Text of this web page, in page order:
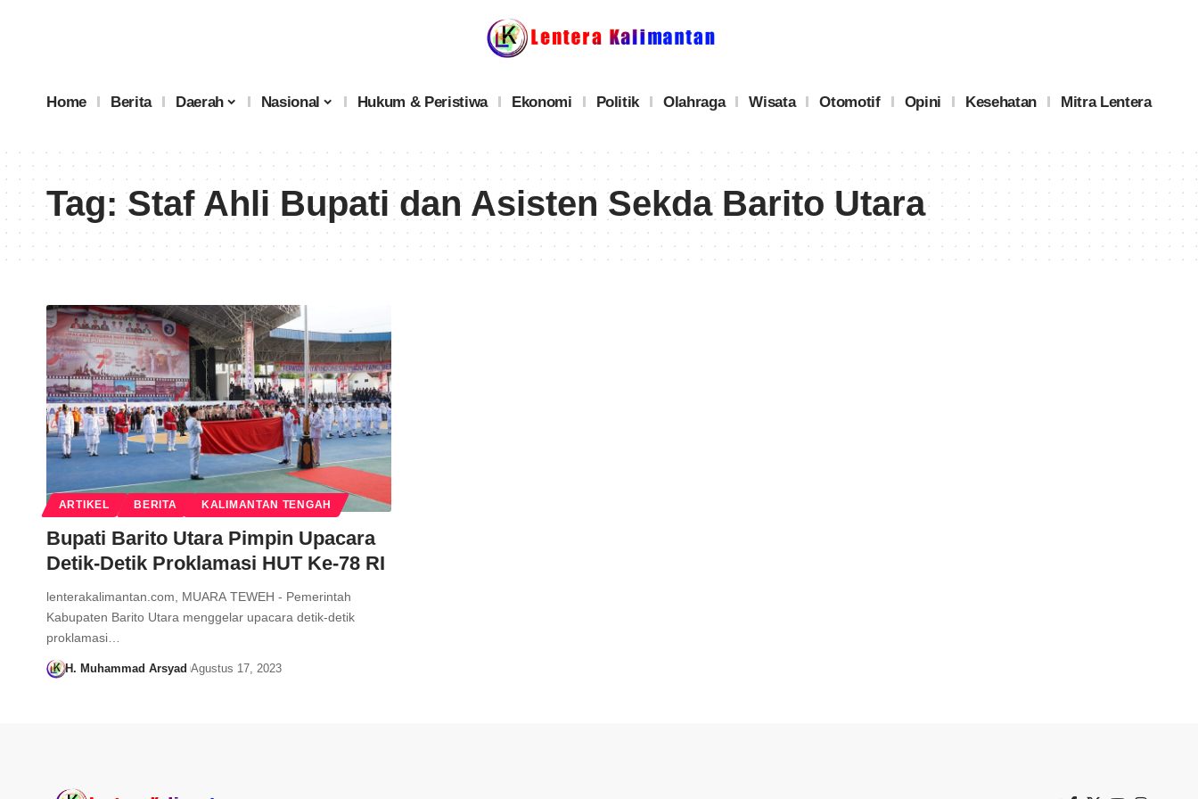
Home Berita Daerah Nasional Hukum & Peristiwa Ekonomi Politik Olahraga Wisata Otomotif Opini Kesehatan Mitra Lentera
Tag:Staf Ahli Bupati dan Asisten Sekda Barito Utara
ARTIKEL BERITA KALIMANTAN TENGAH
Bupati Barito Utara Pimpin Upacara
Detik-Detik Proklamasi HUT Ke-78 RI
lenterakalimantan.com, MUARA TEWEH - Pemerintah
Kabupaten Barito Utara menggelar upacara detik-detik
proklamasi…
H. Muhammad Arsyad Agustus 17, 2023